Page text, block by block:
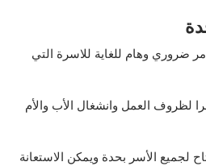
ضروري وهام للغاية للاسرة التي
لظروف العمل وانشغال الأب والأم
لجميع الأسر بحدة ويمكن الاستعانة